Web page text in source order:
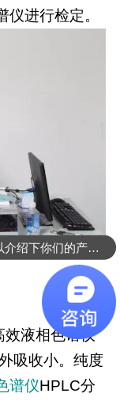
进行检定。
效液相色谱仪
吸收小。纯度
谱仪HPLC分
可以介绍下你们的产品么